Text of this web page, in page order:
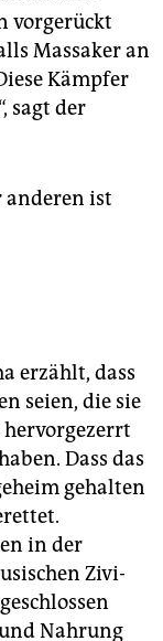
vorgerückt
Massaker an
Kämpfer
sagt der
anderen ist
erzählt, dass
seien, die sie
Dass das
gehalten
in der
Zi­vi­
Nahrung